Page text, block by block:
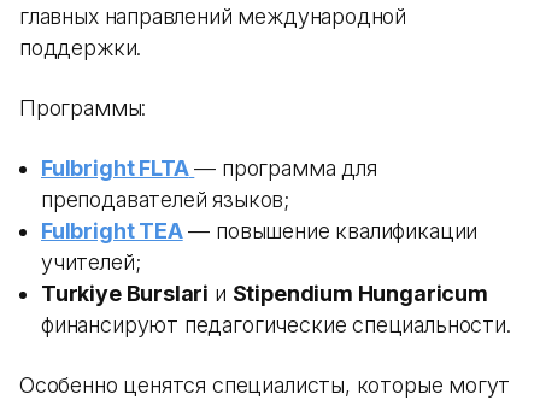
главных направлений международной
поддержки.
Программы:
Fulbright FLTA — программа для
преподавателей языков;
Fulbright TEA— повышение квалификации
учителей;
Turkiye Burslari и Stipendium Hungaricum
финансируют педагогические специальности.
Особенно ценятся специалисты, которые могут